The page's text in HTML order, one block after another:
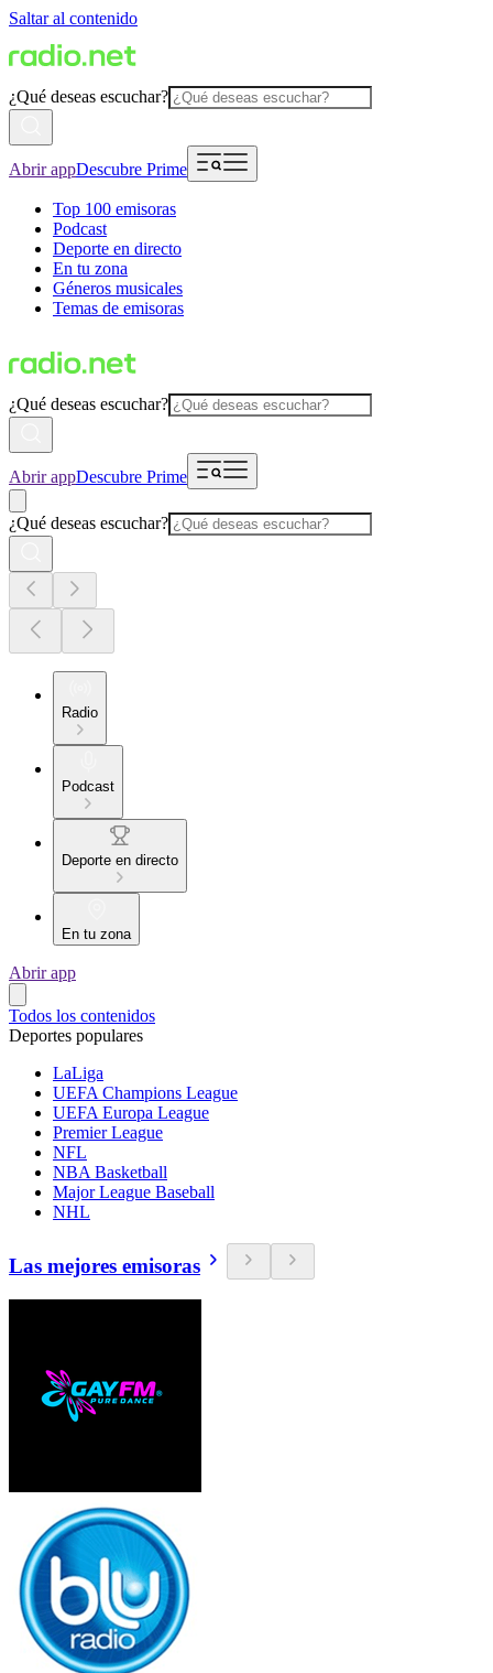
Saltar al contenido
¿Qué deseas escuchar?
Abrir appDescubre Prime
Top 100 emisoras
Podcast
Deporte en directo
En tu zona
Géneros musicales
Temas de emisoras
¿Qué deseas escuchar?
Abrir appDescubre Prime
¿Qué deseas escuchar?
Radio
Podcast
Deporte en directo
En tu zona
Abrir app
Todos los contenidos
Deportes populares
LaLiga
UEFA Champions League
UEFA Europa League
Premier League
NFL
NBA Basketball
Major League Baseball
NHL
Las mejores emisoras